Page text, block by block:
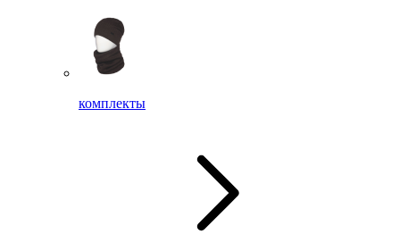
комплекты